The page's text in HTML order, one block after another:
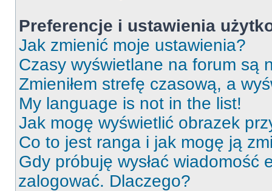
Preferencje i ustawienia
Jak zmienić moje ustawienia?
Czasy wyświetlane na forum są
Zmieniłem strefę czasową, a
My language is not in the list!
Jak mogę wyświetlić obrazek
Co to jest ranga i jak mogę ją
Gdy próbuję wysłać wiadomość
zalogować. Dlaczego?